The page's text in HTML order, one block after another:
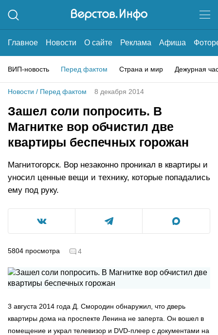
Главное Новости О сайте Реклама Афиша
ВИП-новость Перед фактом Страна и мир Дежурная
Новости / Перед фактом 8 декабря 2014
Зашел соли попросить. В
Магнитке вор обчистил две
квартиры беспечных горожан
Магнитогорск. Вор незаконно проникал в квартиры и
уносил ценные вещи и технику, которые попадались
ему под руку.
5804 просмотра 4
3 августа 2014 года Д. Смородин обнаружил, что дверь
квартиры дома на проспекте Ленина не заперта. Он вошел в
помещение и украл телевизор и DVD-плеер с документами на